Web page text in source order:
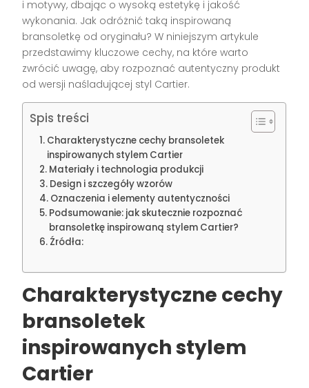
i motywy, dbając o wysoką estetykę i jakość
wykonania. Jak odróżnić taką inspirowaną
bransoletkę od oryginału? W niniejszym artykule
przedstawimy kluczowe cechy, na które warto
zwrócić uwagę, aby rozpoznać autentyczny produkt
od wersji naśladującej styl Cartier.
Spis treści
Charakterystyczne cechy bransoletek
inspirowanych stylem Cartier
Materiały i technologia produkcji
Design i szczegóły wzorów
Oznaczenia i elementy autentyczności
Podsumowanie: jak skutecznie rozpoznać
bransoletkę inspirowaną stylem Cartier?
Źródła:
Charakterystyczne cechy
bransoletek
inspirowanych stylem
Cartier